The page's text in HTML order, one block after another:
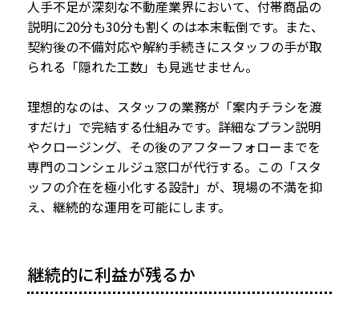
人手不足が深刻な不動産業界において、付帯商品の
説明に20分も30分も割くのは本末転倒です。また、
契約後の不備対応や解約手続きにスタッフの手が取
られる「隠れた工数」も見逃せません。
理想的なのは、スタッフの業務が「案内チラシを渡
すだけ」で完結する仕組みです。詳細なプラン説明
やクロージング、その後のアフターフォローまでを
専門のコンシェルジュ窓口が代行する。この「スタ
ッフの介在を極小化する設計」が、現場の不満を抑
え、継続的な運用を可能にします。
継続的に利益が残るか